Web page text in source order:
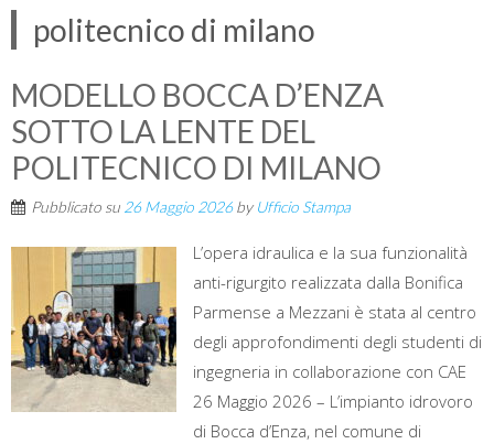
politecnico di milano
MODELLO BOCCA D’ENZA
SOTTO LA LENTE DEL
POLITECNICO DI MILANO
Pubblicato su 26 Maggio 2026by Ufficio Stampa
L’opera idraulica e la sua funzionalità
anti-rigurgito realizzata dalla Bonifica
Parmense a Mezzani è stata al centro
degli approfondimenti degli studenti di
ingegneria in collaborazione con CAE
26 Maggio 2026 – L’impianto idrovoro
di Bocca d’Enza, nel comune di